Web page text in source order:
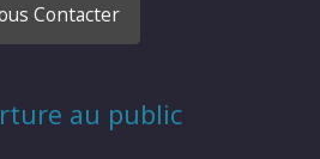
Contacter
au public